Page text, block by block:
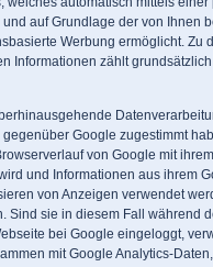
auf Grundlage der von Ihnen
Werbung ermöglicht. Zu
Informationen zählt
Google zugestimmt
von Google mit
und Informationen aus ihrem
von Anzeigen verwendet
Sind sie in diesem Fall während
bei Google eingeloggt,
mit Google Analytics-